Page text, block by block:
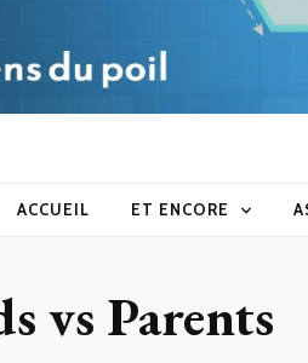
ACCUEIL ET ENCORE
vs Parents